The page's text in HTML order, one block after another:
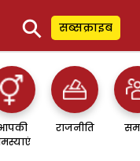
⚲ सब्सक्राइब
राजनीति